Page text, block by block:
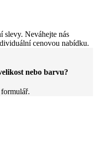
slevy. Neváhejte nás
cenovou nabídku.
nebo barvu?